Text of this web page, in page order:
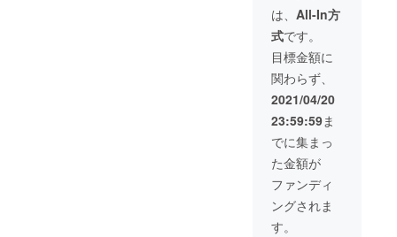
トをお
ださ
い。
料が80
21000
円と
なって
おりま
すか
『ゆか
りの』
プラス
送料プ
ラス
3000円
お得と
りま
す！
【家系
図ケー
ス・戸
籍謄本
（専用
保存
箱）・
保存
箱・
PDF
データ
が含ま
れま
す】 家
系図作
は、 All-In方
式です。
目標金額に
関わらず、
2021/04/20
23:59:59ま
でに集まっ
た金額が
ファンディ
ングされま
す。